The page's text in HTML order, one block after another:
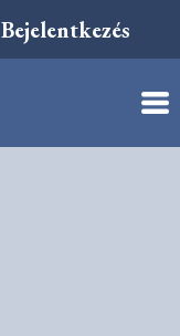
Bejelentkezés